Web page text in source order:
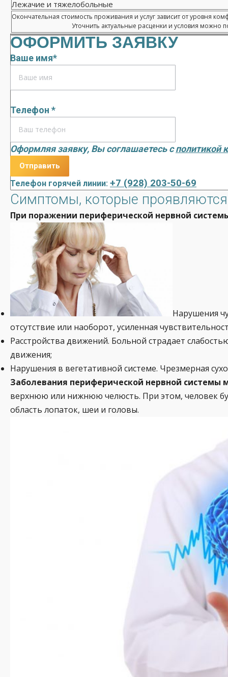
Лежачие и тяжелобольные
Окончательная стоимость проживания и услуг зависит от уровня
Уточнить актуальные расценки и условия можно
ОФОРМИТЬ ЗАЯВКУ
Ваше имя*
Телефон *
Оформляя заявку, Вы соглашаетесь сполитикой
Телефон горячей линии: +7 (928) 203-50-69
Симптомы, которые
При поражении периферической нервной
Нарушения
отсутствие или наоборот, усиленная
Расстройства движений. Больной страдает
движения;
Нарушения в вегетативной системе. Чрезмерная
Заболевания периферической нервной системы
верхнюю или нижнюю челюсть. При этом, человек
область лопаток, шеи и головы.